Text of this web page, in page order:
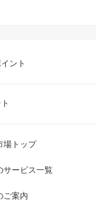
ント
場トップ
サービス一覧
ご案内